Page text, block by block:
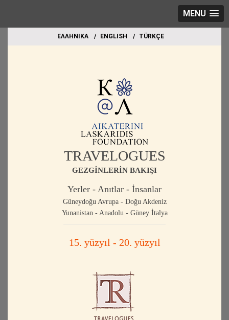
MENU
EΛΛΗΝΙΚΑ ΕΝGLISH TÜRKÇE
TRAVELOGUES
GEZGİNLERİN BAKIŞI
Yerler - Anıtlar - İnsanlar
Güneydoğu Avrupa - Doğu Akdeniz
Yunanistan - Anadolu - Güney İtalya
15. yüzyıl - 20. yüzyıl